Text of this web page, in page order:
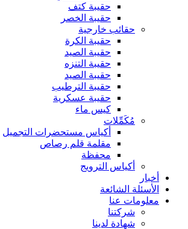
حقيبة كتف
حقيبة الخصر
حقائب خارجية
حقيبة الكرة
حقيبة الصيد
حقيبة التنزه
حقيبة الصيد
حقيبة الترطيب
حقيبة عسكرية
كيس ماء
مُكَمِّلات
أكياس مستحضرات التجميل
مقلمة قلم رصاص
محفظة
أكياس الترويج
أخبار
الأسئلة الشائعة
معلومات عنا
شركتنا
شهادة لدينا